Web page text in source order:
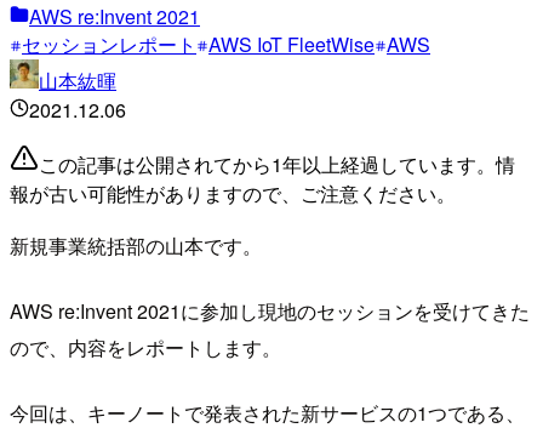
AWS re:Invent 2021
セッションレポート
AWS IoT FleetWise AWS
山本紘暉
2021.12.06
この記事は公開されてから1年以上経過しています。情
報が古い可能性がありますので、ご注意ください。
新規事業統括部の山本です。
AWS re:Invent 2021に参加し現地のセッションを受けてきた
ので、内容をレポートします。
今回は、キーノートで発表された新サービスの1つである、